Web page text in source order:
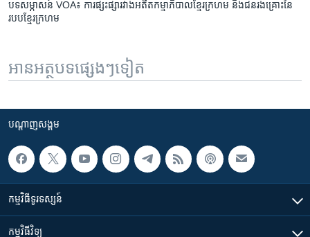
បទ​សម្ភាសន៍ VOA៖ ការ​ផ្សះផ្សា​រវាង​អតីត​កម្មាភិបាល​ខ្មែរ​ក្រហម និង​ជន​រងគ្រោះ​នៃ​
របប​ខ្មែរ​ក្រហម
អានអត្ថបទផ្សេងៗទៀត
បណ្តាញ​សង្គម
កម្មវិធី​ទូរទស្សន៍
កម្មវិធី​វិទ្យុ